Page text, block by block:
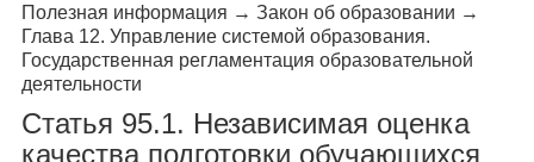
Полезная информация → Закон об образовании →
Глава 12. Управление системой образования.
Государственная регламентация образовательной
деятельности
Статья 95.1. Независимая оценка
качества подготовки обучающихся